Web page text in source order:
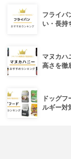
フライパ
い・長持
マヌカハ
高さを徹
ドッグ
ルギー対